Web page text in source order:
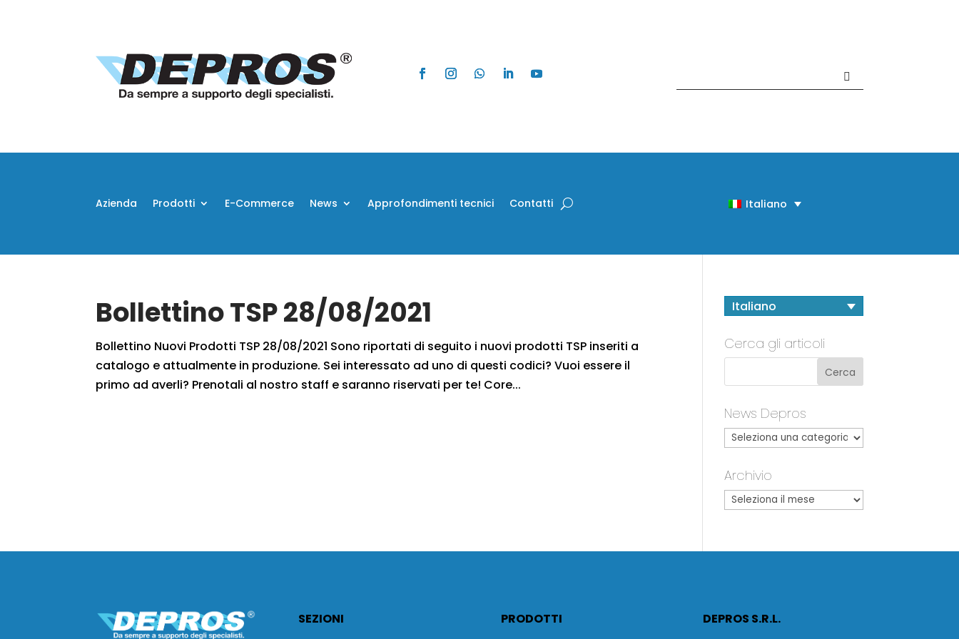
Azienda Prodotti E-Commerce News Approfondimenti tecnici Contatti Italiano
Bollettino TSP 28/08/2021
Bollettino Nuovi Prodotti TSP 28/08/2021 Sono riportati di seguito i nuovi prodotti TSP inseriti a
catalogo e attualmente in produzione. Sei interessato ad uno di questi codici? Vuoi essere il
primo ad averli? Prenotali al nostro staff e saranno riservati per te! Core...
Italiano
Cerca gli articoli
News Depros
Archivio
SEZIONI
PRODOTTI
DEPROS S.R.L.